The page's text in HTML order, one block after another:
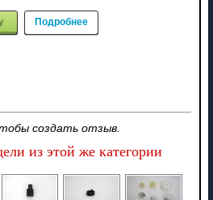
Подробнее
создать отзыв.
из этой же категории